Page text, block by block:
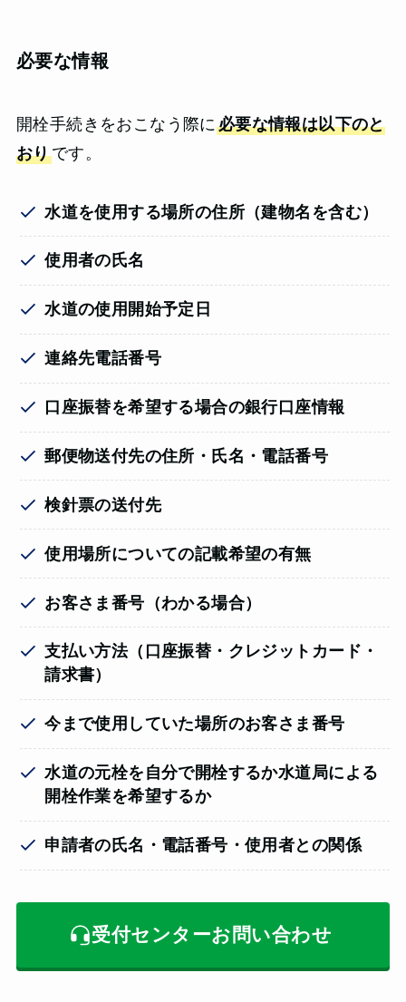
必要な情報
開栓手続きをおこなう際に 必要な情報は以下のと
おりです。
水道を使用する場所の住所（建物名を含む）
使用者の氏名
水道の使用開始予定日
連絡先電話番号
口座振替を希望する場合の銀行口座情報
郵便物送付先の住所・氏名・電話番号
検針票の送付先
使用場所についての記載希望の有無
お客さま番号（わかる場合）
支払い方法（口座振替・クレジットカード・
請求書）
今まで使用していた場所のお客さま番号
水道の元栓を自分で開栓するか水道局による
開栓作業を希望するか
申請者の氏名・電話番号・使用者との関係
受付センターお問い合わせ